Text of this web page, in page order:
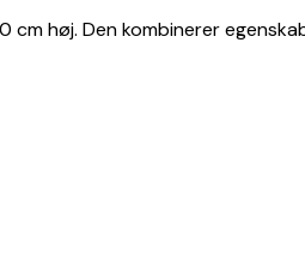
cm høj. Den kombinerer